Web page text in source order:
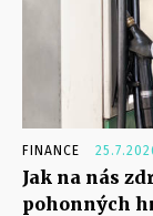
FINANCE
Jak na nás
pohonných